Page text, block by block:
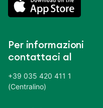
Per informazioni
contattaci al
+39 035 420 411 1
(Centralino)